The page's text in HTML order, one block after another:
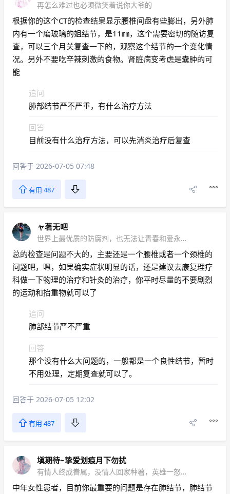
再怎么难过也必须微笑着说你大爷的
根据你的这个CT的检查结果显示腰椎间盘有些膨出，另外肺
内有一个磨玻璃的姐结节，是11㎜，这个需要密切的随访复
查，可以三个月关复查一下的，观察这个结节的一个变化情
况。另外不要吃辛辣刺激的食物。肾脏病变考虑是囊肿的可
能
追问
肺部结节严不严重，有什么治疗方法
回答
目前没有什么治疗方法，可以先消炎治疗后复查
回答于 2026-07-05 07:48
有用 487
ャ著无吧
世界上最优质的防腐剂，也无法让青春和爱永远不朽
总的检查是问题不大的，主要还是一个腰椎或者一个颈椎的
问题吧，嗯，如果确实症状明显的话，还是建议去康复理疗
科做一下物理的治疗和针灸的治疗，你平时尽量的不要剧烈
的运动和抬重物就可以了
追问
肺部结节严不严重
回答
那个没有什么大问题的，一般都是一个良性结节，暂时
不用处理，定期复查就可以了。
回答于 2026-07-05 12:02
有用 487
塡期待~挚爱划痕月下勿扰
有情人终成眷属，没情人回家种薯，英雄一怒为红颜
中年女性患者，目前你最重要的问题是存在肺结节，肺结节